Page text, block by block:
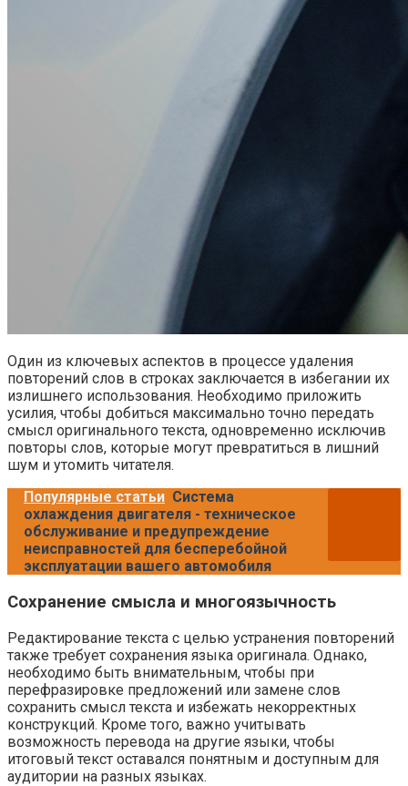
Один из ключевых аспектов в процессе удаления
повторений слов в строках заключается в избегании их
излишнего использования. Необходимо приложить
усилия, чтобы добиться максимально точно передать
смысл оригинального текста, одновременно исключив
повторы слов, которые могут превратиться в лишний
шум и утомить читателя.
Популярные статьи Система
охлаждения двигателя - техническое
обслуживание и предупреждение
неисправностей для бесперебойной
эксплуатации вашего автомобиля
Сохранение смысла и многоязычность
Редактирование текста с целью устранения повторений
также требует сохранения языка оригинала. Однако,
необходимо быть внимательным, чтобы при
перефразировке предложений или замене слов
сохранить смысл текста и избежать некорректных
конструкций. Кроме того, важно учитывать
возможность перевода на другие языки, чтобы
итоговый текст оставался понятным и доступным для
аудитории на разных языках.